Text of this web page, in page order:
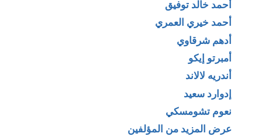
أحمد خالد توفيق
أحمد خيري العمري
أدهم شرقاوي
أمبرتو إيكو
أندريه لالاند
إدوارد سعيد
نعوم تشومسكي
عرض المزيد من المؤلفين